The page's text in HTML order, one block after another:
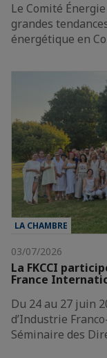
Le Comité
grandes
énergétique en
LA CHAMBRE
03/07/2026
La FKCCI
France
Du 24 au 27 juin
d’Industrie
Séminaire des